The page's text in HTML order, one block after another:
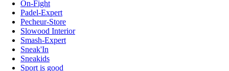
On-Fight
Padel-Expert
Pecheur-Store
Slowood Interior
Smash-Expert
Sneak'In
Sneakids
Sport is good